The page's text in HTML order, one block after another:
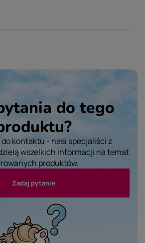
do tego
kontaktu - nasi specjaliści z
wszelkich informacji na temat
produktów.
Zadaj pytanie